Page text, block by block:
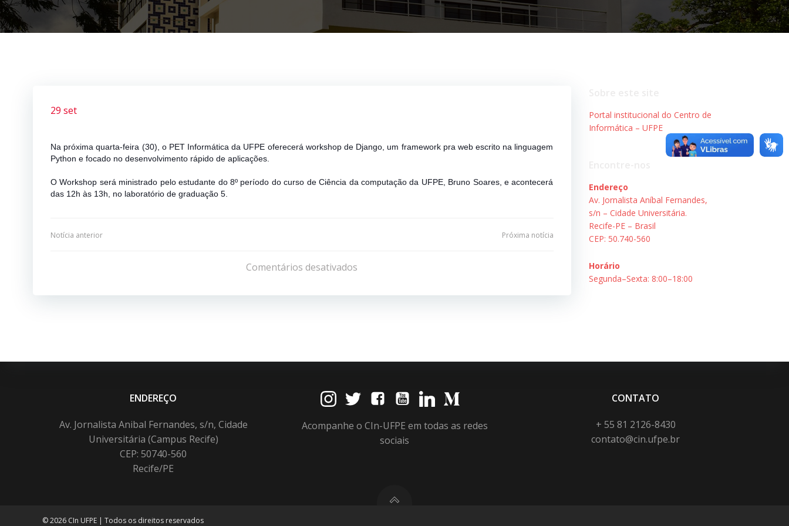
29 set
Na próxima quarta-feira (30), o PET Informática da UFPE oferecerá workshop de Django, um framework pra web escrito na linguagem
Python e focado no desenvolvimento rápido de aplicações.
O Workshop será ministrado pelo estudante do 8º período do curso de Ciência da computação da UFPE, Bruno Soares, e acontecerá
das 12h às 13h, no laboratório de graduação 5.
Navegação
Post
Notícia anterior
de
Post
Próxima notícia
Comentários desativados
Portal institucional do Centro de
Informática – UFPE
Endereço
Av. Jornalista Aníbal Fernandes,
s/n – Cidade Universitária.
Recife-PE – Brasil
CEP: 50.740-560
Horário
Segunda–Sexta: 8:00–18:00
ENDEREÇO
Av. Jornalista Anibal Fernandes, s/n, Cidade
Universitária (Campus Recife)
CEP: 50740-560
Recife/PE
Acompanhe o CIn-UFPE em todas as redes
sociais
CONTATO
+ 55 81 2126-8430
contato@cin.ufpe.br
© 2026 CIn UFPE | Todos os direitos reservados